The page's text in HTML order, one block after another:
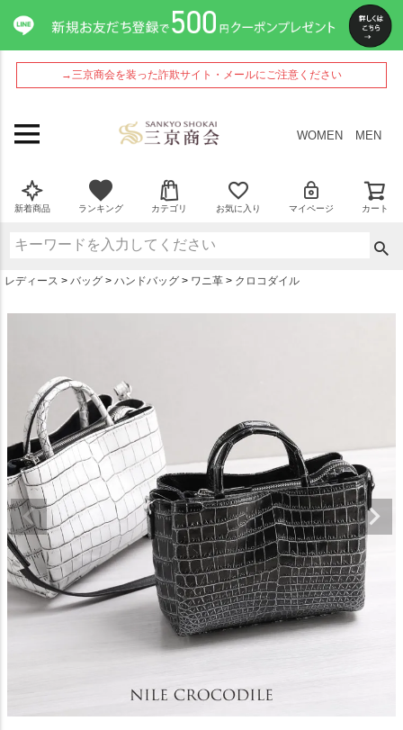
→三京商会を装った詐欺サイト・メールにご注意ください
WOMEN MEN
新着商品 ランキング カテゴリ お気に入り マイページ カート
レディース バッグ ハンドバッグ ワニ革 クロコダイル
ペー
ジト
ップ
へ